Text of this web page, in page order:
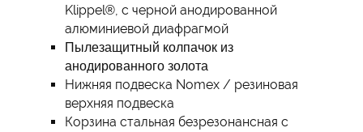
Klippel®, с черной анодированной
алюминиевой диафрагмой
Пылезащитный колпачок из
анодированного золота
Нижняя подвеска Nomex / резиновая
верхняя подвеска
Корзина стальная безрезонансная с